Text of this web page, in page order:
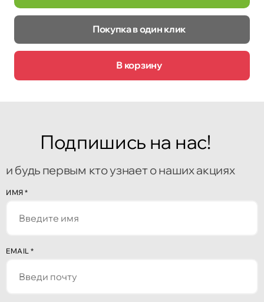
Покупка в один клик
В корзину
Подпишись на нас!
и будь первым кто узнает о наших акциях
ИМЯ *
EMAIL *